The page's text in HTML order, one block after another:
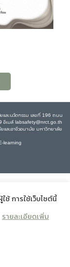
และนวัตกรรม เลขที่ 196 ถนน
อีเมล์ labsafety@nrct.go.th
ละอาชีวอนามัย มหาวิทยาลัย
learning
ช้ การใช้เว็บไซต์นี้
รายละเอียดเพิ่ม